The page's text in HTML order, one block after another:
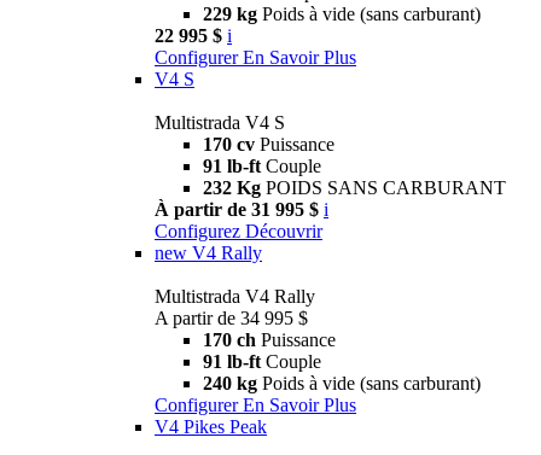
229 kg Poids à vide (sans carburant)
22 995 $ i
Configurer En Savoir Plus
V4 S
Multistrada V4 S
170 cv Puissance
91 lb-ft Couple
232 Kg POIDS SANS CARBURANT
À partir de 31 995 $ i
Configurez Découvrir
new V4 Rally
Multistrada V4 Rally
A partir de 34 995 $
170 ch Puissance
91 lb-ft Couple
240 kg Poids à vide (sans carburant)
Configurer En Savoir Plus
V4 Pikes Peak